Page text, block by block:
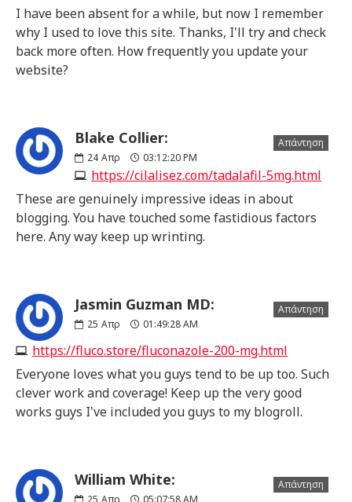
I have been absent for a while, but now I remember
why I used to love this site. Thanks, I'll try and check
back more often. How frequently you update your
website?
Blake Collier:
24 Απρ 03:12:20 PM
https://cilalisez.com/tadalafil-5mg.html
Απάντηση
These are genuinely impressive ideas in about
blogging. You have touched some fastidious factors
here. Any way keep up wrinting.
Jasmin Guzman MD:
25 Απρ 01:49:28 AM
https://fluco.store/fluconazole-200-mg.html
Απάντηση
Everyone loves what you guys tend to be up too. Such
clever work and coverage! Keep up the very good
works guys I've included you guys to my blogroll.
William White:
25 Απρ 05:07:58 AM
Απάντηση